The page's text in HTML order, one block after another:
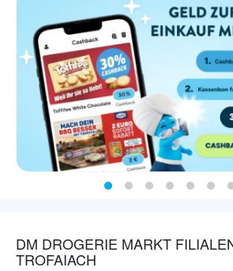
DM DROGERIE MARKT
TROFAIACH